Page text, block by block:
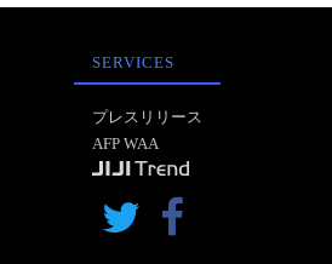
SERVICES
プレスリリース
AFP WAA